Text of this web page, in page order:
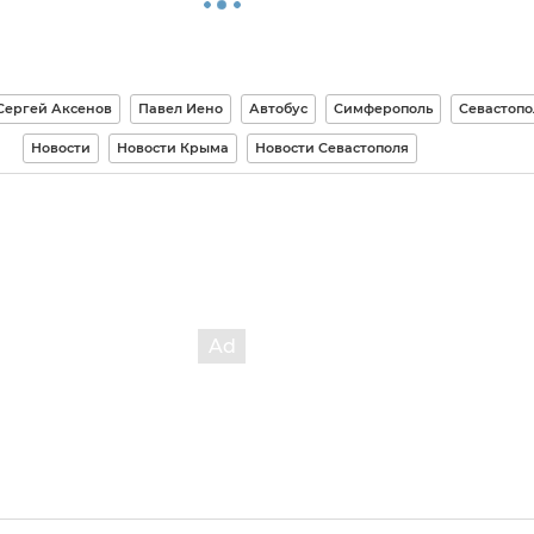
Аксенов Павел Иено Автобус Симферополь
Новости Новости Крыма Новости Севастополя